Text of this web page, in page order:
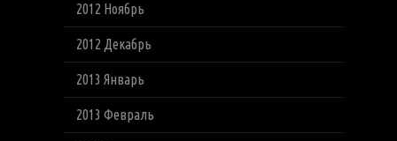
2012 Ноябрь
2012 Декабрь
2013 Январь
2013 Февраль